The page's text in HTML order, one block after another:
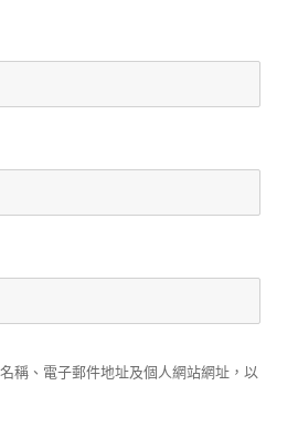
稱、電子郵件地址及個人網站網址，以